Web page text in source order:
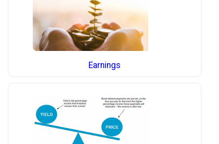
Earnings